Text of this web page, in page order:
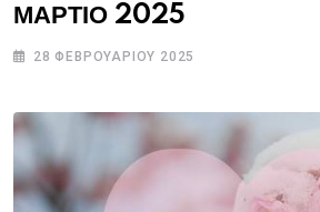
ΜΑΡΤΙΟ 2025
28 ΦΕΒΡΟΥΑΡΊΟΥ 2025